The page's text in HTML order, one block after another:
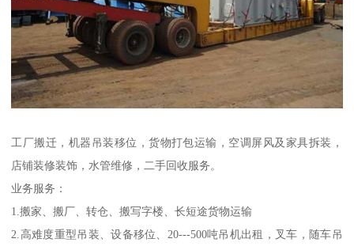
工厂搬迁，机器吊装移位，货物打包运输，空调屏风及家具拆装，
店铺装修装饰，水管维修，二手回收服务。
业务服务：
1.搬家、搬厂、转仓、搬写字楼、长短途货物运输
2.高难度重型吊装、设备移位、20---500吨吊机出租，叉车，随车吊